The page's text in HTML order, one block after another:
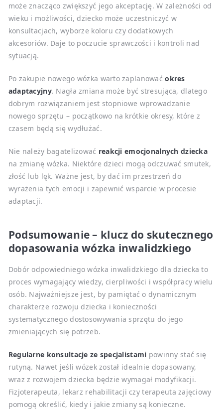
może znacząco zwiększyć jego akceptację. W zależności od
wieku i możliwości, dziecko może uczestniczyć w
konsultacjach, wyborze koloru czy dodatkowych
akcesoriów. Daje to poczucie sprawczości i kontroli nad
sytuacją.
Po zakupie nowego wózka warto zaplanowaćokres
adaptacyjny. Nagła zmiana może być stresująca, dlatego
dobrym rozwiązaniem jest stopniowe wprowadzanie
nowego sprzętu – początkowo na krótkie okresy, które z
czasem będą się wydłużać.
Nie należy bagatelizować reakcji emocjonalnych dziecka
na zmianę wózka. Niektóre dzieci mogą odczuwać smutek,
złość lub lęk. Ważne jest, by dać im przestrzeń do
wyrażenia tych emocji i zapewnić wsparcie w procesie
adaptacji.
Podsumowanie – klucz do skutecznego
dopasowania wózka inwalidzkiego
Dobór odpowiedniego wózka inwalidzkiego dla dziecka to
proces wymagający wiedzy, cierpliwości i współpracy wielu
osób. Najważniejsze jest, by pamiętać o dynamicznym
charakterze rozwoju dziecka i konieczności
systematycznego dostosowywania sprzętu do jego
zmieniających się potrzeb.
Regularne konsultacje ze specjalistami powinny stać się
rutyną. Nawet jeśli wózek został idealnie dopasowany,
wraz z rozwojem dziecka będzie wymagał modyfikacji.
Fizjoterapeuta, lekarz rehabilitacji czy terapeuta zajęciowy
pomogą określić, kiedy i jakie zmiany są konieczne.